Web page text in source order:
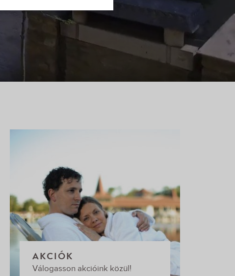
AKCIÓK
Válogasson akcióink közül!